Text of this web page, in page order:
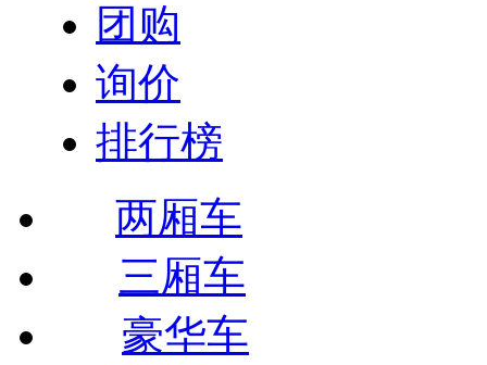
团购
询价
排行榜
两厢车
三厢车
豪华车